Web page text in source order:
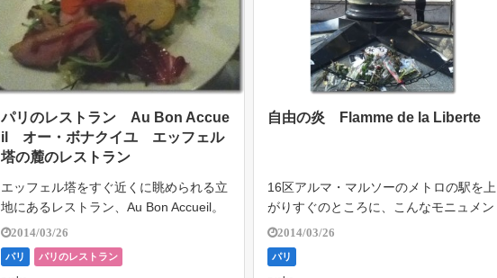
パリのレストラン Au Bon Accue
il オー・ボナクイユ エッフェル
塔の麓のレストラン
エッフェル塔をすぐ近くに眺められる立
地にあるレストラン、Au Bon Accueil。
こちらも日本人シェフのお店で、友人が
勤務していたのでディナーに行ってみ
た。 食事前のオリーブ。 旬のホワイト
2014/03/26
パリ パリのレストラン
自由の炎 Flamme de la Liberte
16区アルマ・マルソーのメトロの駅を上
がりすぐのところに、こんなモニュメン
トがある。 金色に輝く、炎。遠くから
でも人目を引く。 このアルマ広場の真
下にあるトンネルは、元イギリス王妃・
2014/03/26
パリ